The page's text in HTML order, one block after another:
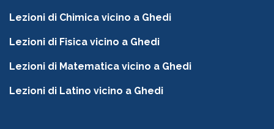
Lezioni di Chimica vicino a Ghedi
Lezioni di Fisica vicino a Ghedi
Lezioni di Matematica vicino a Ghedi
Lezioni di Latino vicino a Ghedi